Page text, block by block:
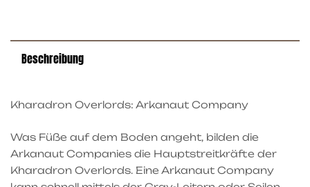
Beschreibung
Kharadron Overlords: Arkanaut Company
Was Füße auf dem Boden angeht, bilden die
Arkanaut Companies die Hauptstreitkräfte der
Kharadron Overlords. Eine Arkanaut Company